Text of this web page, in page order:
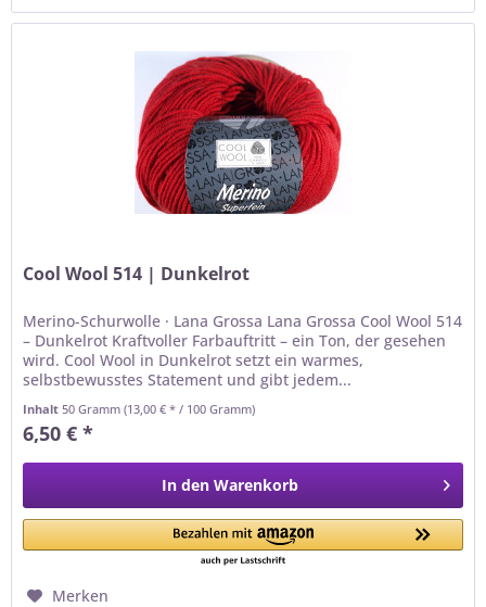
Cool Wool 514 | Dunkelrot
Merino-Schurwolle · Lana Grossa Lana Grossa Cool Wool 514
– Dunkelrot Kraftvoller Farbauftritt – ein Ton, der gesehen
wird. Cool Wool in Dunkelrot setzt ein warmes,
selbstbewusstes Statement und gibt jedem...
Inhalt 50 Gramm(13,00 € * / 100 Gramm)
6,50 € *
In den Warenkorb
Merken